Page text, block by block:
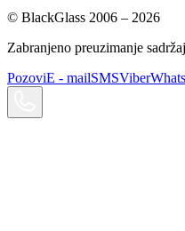
© BlackGlass 2006 – 2026
Zabranjeno preuzimanje
PozoviE - mailSMSViber